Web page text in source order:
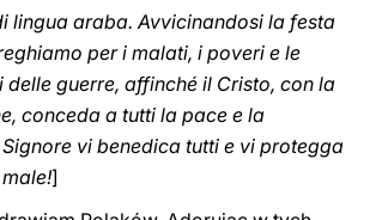
lingua araba. Avvicinandosi la festa
per i malati, i poveri e le
delle guerre, affinché il Cristo, con la
conceda a tutti la pace e la
vi benedica tutti e vi protegga
‎sempre da ogni male‎‎‎‏!]